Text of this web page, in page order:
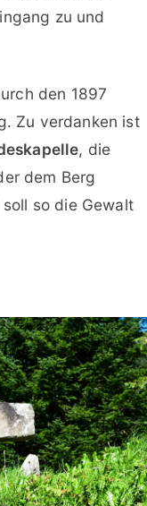
zu und
den 1897
Zu verdanken ist
, die
dem Berg
so die Gewalt